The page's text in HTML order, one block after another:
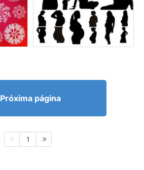
Próxima página
1